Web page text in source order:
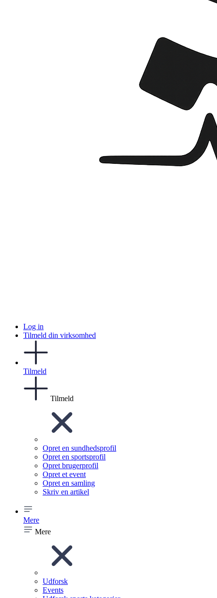
Log in
Tilmeld din virksomhed
Tilmeld
Tilmeld
Opret en sundhedsprofil
Opret en sportsprofil
Opret brugerprofil
Opret et event
Opret en samling
Skriv en artikel
Mere
Mere
Udforsk
Events